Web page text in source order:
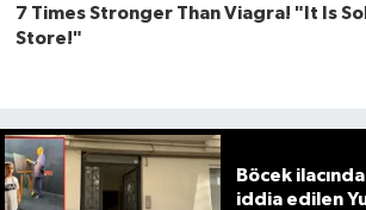
Böcek
iddia edilen